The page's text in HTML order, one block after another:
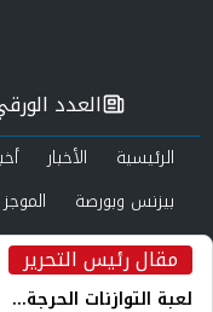
مقال رئيس التحرير
لعبة التوازنات الحرجة...
العدد
الرئيسية الأخبار
بيزنس وبورصة
صحة وجمال
عرب
العدد الورقي